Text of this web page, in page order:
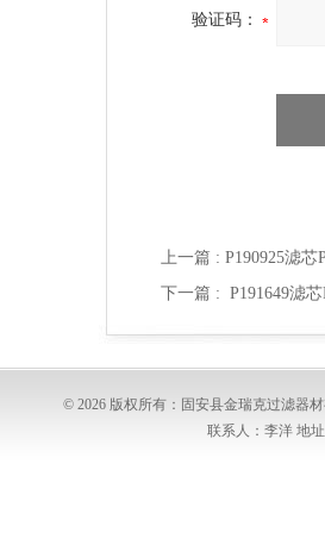
验证码：
上一篇 : P190925滤
下一篇 : P191649滤
© 2026 版权所有：固安县金瑞克过滤器
联系人：李洋 地